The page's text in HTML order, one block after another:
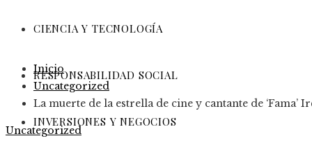
CIENCIA Y TECNOLOGÍA
RESPONSABILIDAD SOCIAL
INVERSIONES Y NEGOCIOS
Inicio
Uncategorized
La muerte de la estrella de cine y cantante de
Uncategorized